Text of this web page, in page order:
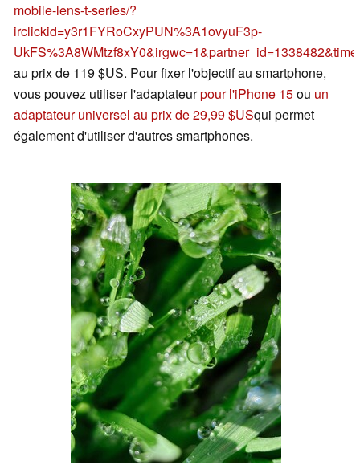
mobile-lens-t-series/?
irclickid=y3r1FYRoCxyPUN%3A1ovyuF3p-
au prix de 119 $US. Pour fixer l'objectif au smartphone,
vous pouvez utiliser l'adaptateurpour l'iPhone 15ou un
adaptateur universel au prix de 29,99 $USqui permet
également d'utiliser d'autres smartphones.